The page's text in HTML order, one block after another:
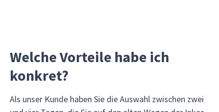
Welche Vorteile habe ich
konkret?
Als unser Kunde haben Sie die Auswahl zwischen zwei